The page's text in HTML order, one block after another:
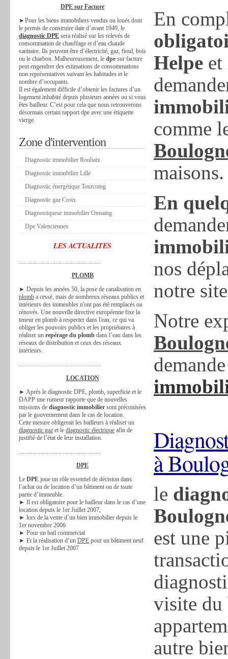
DPE sur Facture
►Pour les biens immobiliers vendus ou loués dont
le permis de construire date d’avant 1949, le
diagnostic DPE sera réalisé sur les relevés de
consommation de chauffage et d’eau chaude
sanitaire. Ils peuvent être d’électricité, gaz, fioul, bois
ou le charbon. Malheureusement, le dpe sur facture
peut engendrer des estimations de consommations
non représentatives suivant les habitudes et le
nombre d’occupants.
Il est également difficile d’obtenir les factures d’un
logement inhabité depuis plusieurs années ou si vous
êtes bailleur. C’est pour cela que nous retrouverons
désormais certain rapport dpe avec une étiquette
vierge.
Zone d'intervention
Diagnostic immobilier Roubaix
Diagnostic immobilier Lille
Diagnostic énergétique Tourcoing
Diagnostic gaz Croix
Diagnostiqueur immobilier Onnaing
Dpe Valenciennes
LES ACTUALITES
......................................................
PLOMB
► Depuis les années 50, la pose de canalisation en
plomb a cessé, mais de nombreux réseaux publics et
intérieurs des immeubles n'ont pas été remplacés ou
rénovés. Une nouvelle directive européenne fixe la
teneur en plomb à respecter dans l'eau, ce qui va
obliger les pouvoirs publics et les propriétaires à
réaliser un repérage du plomb dans l’eau dans les
réseaux de distribution et ceux des réseaux
intérieurs.
......................................................
LOCATION
► Après le diagnostic DPE, plomb, superficie et le
DAPP une rumeur rapporte que de nouvelles
missions de diagnostic immobilier sont préconisées
par le gouvernement dans le cas de location.
Cette mesure obligerait les bailleurs à réaliser un
diagnostic gaz et le diagnostic électrique afin de
justifié de l’état de leur installation.
......................................................
DPE
Le DPE joue un rôle essentiel de décision dans
l’achat ou de location d’un bâtiment ou de toute
partie d’immeuble.
► Il est obligatoire pour le bailleur dans le cas d’une
location depuis le 1er Juillet 2007,
► lors de la vente d’un bien immobilier depuis le
1er novembre 2006
► Pour un bail commercial
► Et la réalisation d’un DPE pour un bâtiment neuf
depuis le 1er Juillet 2007
En
Helpe et
comme
maisons.
En
nos
notre
Notre
à
le
est une
visite du
autre